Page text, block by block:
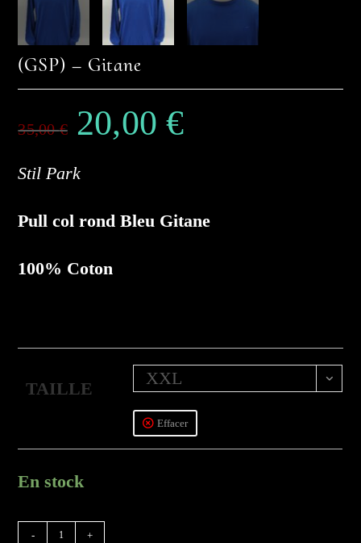
(GSP) – Gitane
35,00€
Le
prix
initial
20,00€actuel
Stil Park
Pull col rond Bleu Gitane
100% Coton
TAILLE
XXL
Effacer
En stock
- +